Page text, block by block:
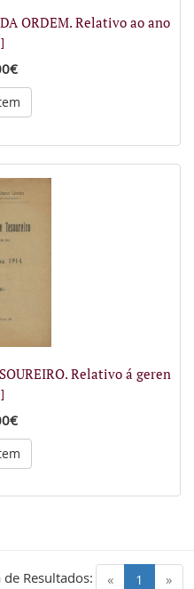
ORDEM. Relativo ao ano
Relativo á geren
« 1 (current)
»
de Resultados: